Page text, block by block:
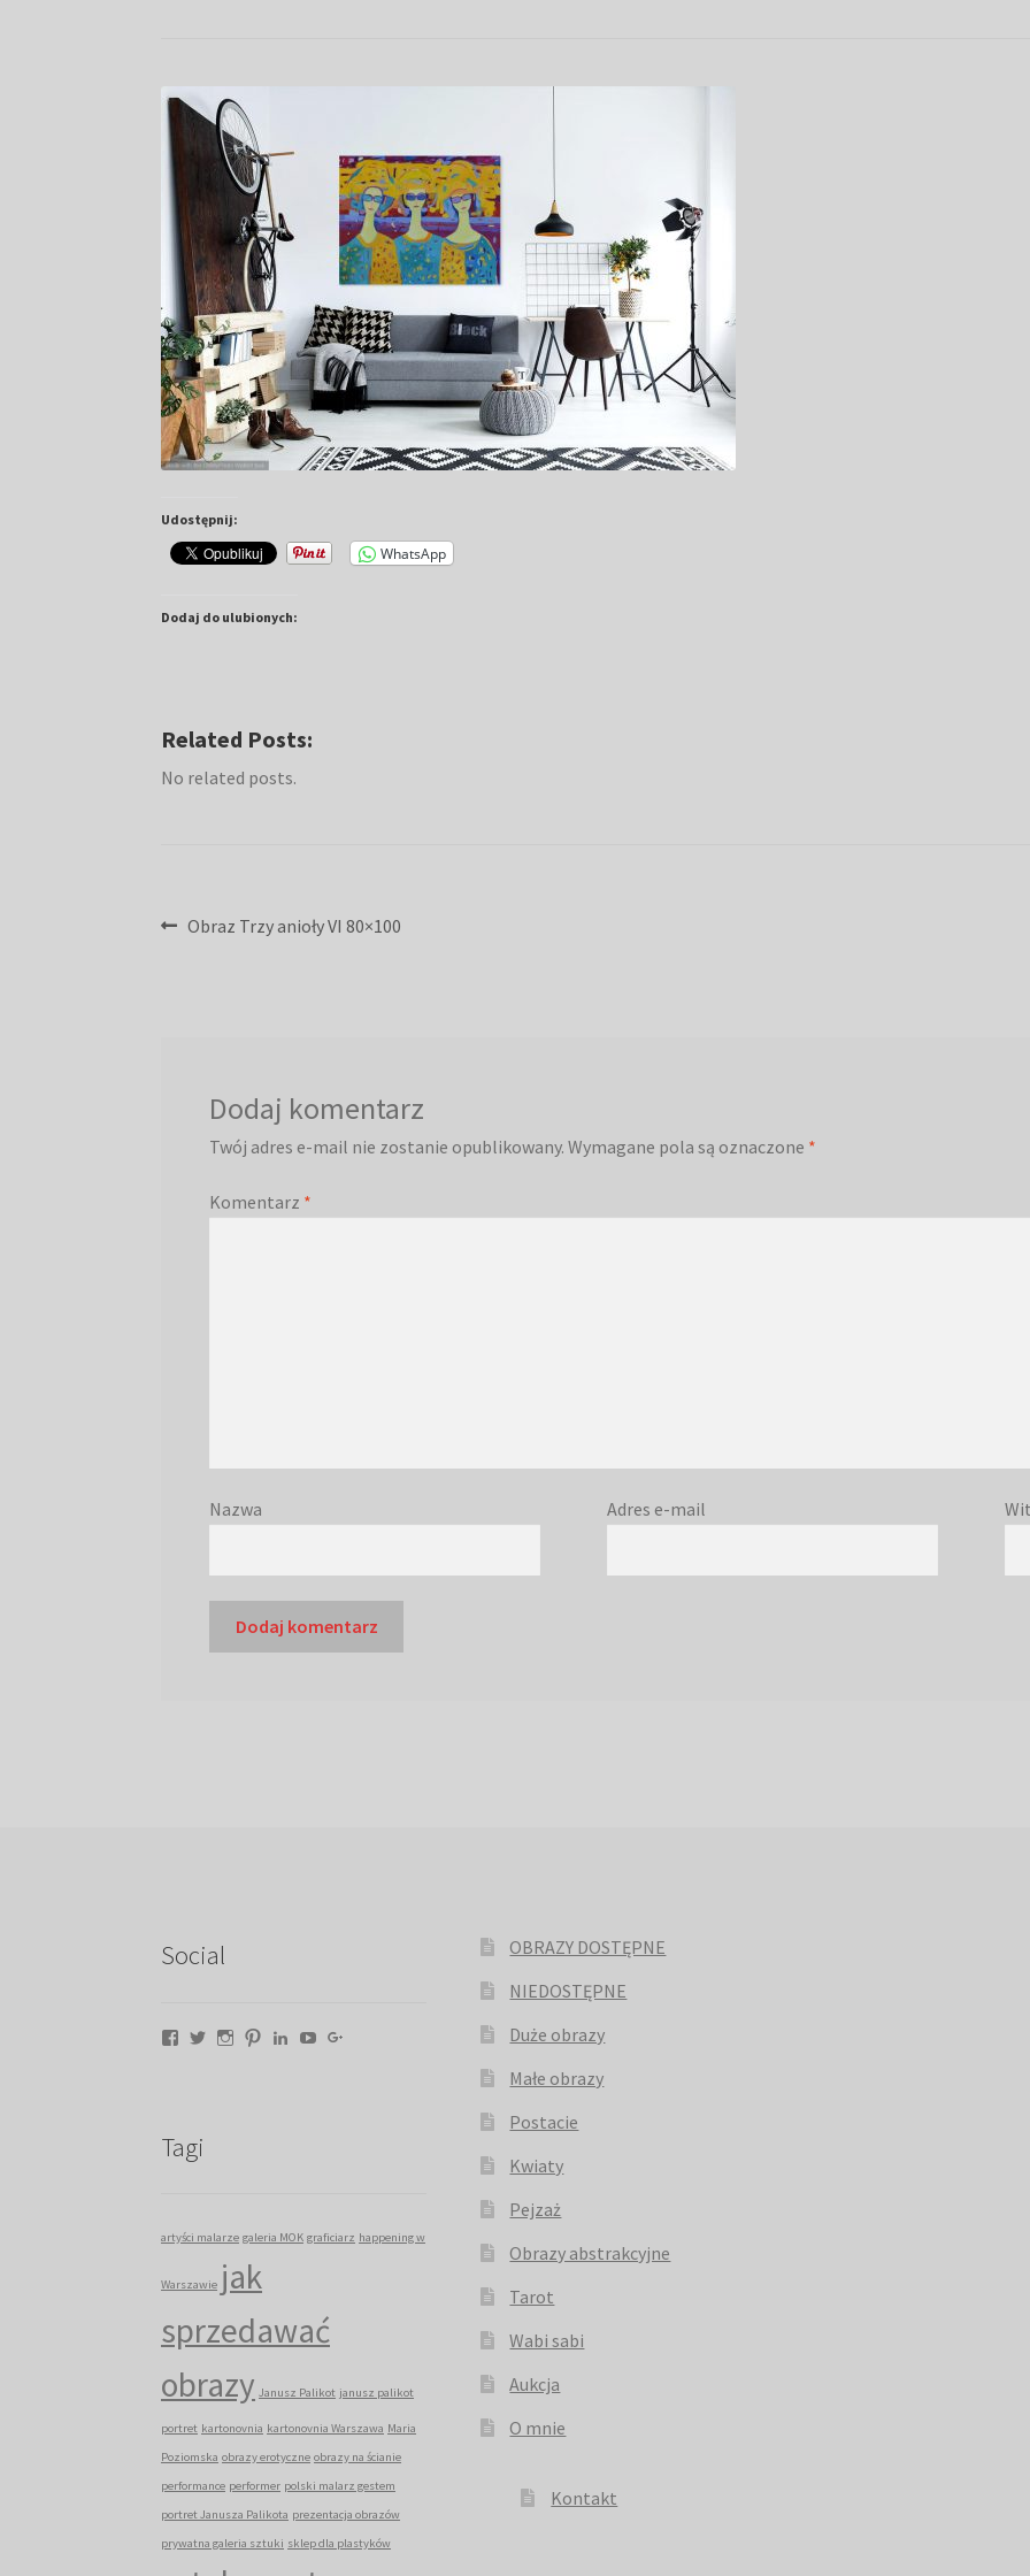
Udostępnij:
WhatsApp
Dodaj do ulubionych:
Related Posts:
No related posts.
Nawigacja
Poprzedni
Obraz Trzy anioły VI 80×100
Dodaj komentarz
Twój adres e-mail nie zostanie opublikowany. Wymagane pola są oznaczone *
Komentarz *
Nazwa Adres e-mail
Social
Facebook
TwitterInstagram
PinterestLinkedInYouTube
Tagi
artyści malarze galeria MOK graficiarz happening w
Warszawie jak
sprzedawać
obrazy Janusz Palikot janusz palikot
portret kartonovnia kartonovnia Warszawa Maria
Poziomska obrazy erotyczne obrazy na ścianie
performance performer polski malarz gestem
portret Janusza Palikota prezentacja obrazów
prywatna galeria sztuki sklep dla plastyków
OBRAZY DOSTĘPNE
NIEDOSTĘPNE
Duże obrazy
Małe obrazy
Postacie
Kwiaty
Pejzaż
Obrazy abstrakcyjne
Tarot
Wabi sabi
Aukcja
O mnie
Kontakt